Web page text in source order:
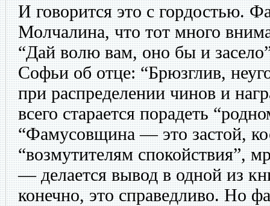
И говорится это с гордостью.
Молчалина, что тот много
“Дай волю вам, оно бы и
Софьи об отце: “Брюзглив,
при распределении чинов и
всего старается порадеть
“Фамусовщина — это застой,
“возмутителям спокойствия”,
— делается вывод в одной из
конечно, это справедливо. Но